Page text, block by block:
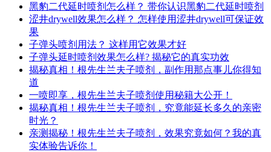
黑豹二代延时喷剂怎么样？ 带你认识黑豹二代延时喷剂
涩井drywell效果怎么样？ 怎样使用涩井drywell可保证效
果
子弹头喷剂用法？ 这样用它效果才好
子弹头延时喷剂效果怎么样? 揭秘它的真实功效
揭秘真相！根先生兰夫子喷剂，副作用那点事儿你得知
道
一喷即享，根先生兰夫子喷剂使用秘籍大公开！
揭秘真相！根先生兰夫子喷剂，究竟能延长多久的亲密
时光？
亲测揭秘！根先生兰夫子喷剂，效果究竟如何？我的真
实体验告诉你！